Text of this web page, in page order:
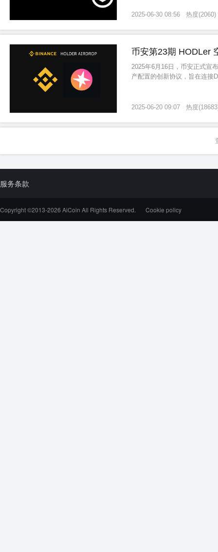
2025-06-30 08:56 热度(2060)
币安第23期 HODLer
2025年6月16日，币安正式宣
产配置的创新协议，旨在连接
2025-06-20 09:07 热度(18683
服务条款
Copyright ©2013-2026 AiCoin All Rights Reserved. Cookie policy